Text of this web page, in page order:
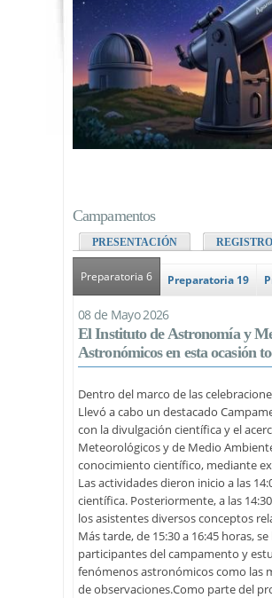
Campamentos
PRESENTACIÓN
Preparatoria 6 (solapa activa)
Preparatoria 19
08 de Mayo 2026
El Instituto de Astronomía y
Astronómicos en esta ocasión
Dentro del marco de las
Llevó a cabo un destacado
con la divulgación científica y el
Meteorológicos y de Medio
conocimiento científico, mediante
Las actividades dieron inicio a las
científica. Posteriormente, a las
los asistentes diversos conceptos
Más tarde, de 15:30 a 16:45 horas,
participantes del campamento y
fenómenos astronómicos como las
de observaciones.Como parte del